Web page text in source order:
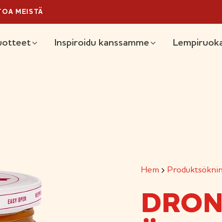
MEISTÄ
Inspiroidu kanssamme
Hem